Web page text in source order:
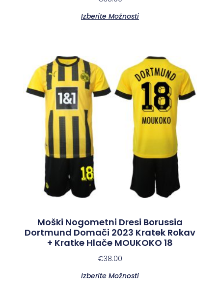
Izberite Možnosti
Moški Nogometni Dresi Borussia
Dortmund Domači 2023 Kratek Rokav
+ Kratke Hlače MOUKOKO 18
€38.00
Izberite Možnosti